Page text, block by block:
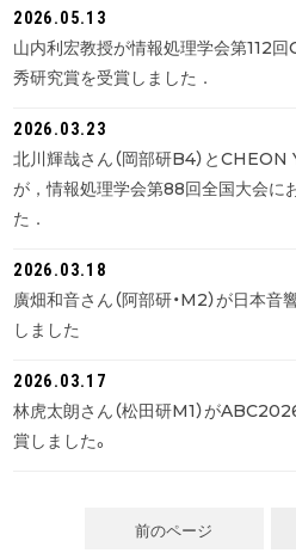
2026.05.13
山内利宏教授が情報処理学会第112
秀研究賞を受賞しました．
2026.03.23
北川輝哉さん（岡部研B4）と
が，情報処理学会第88回全国大会に
た．
2026.03.18
廣畑和音さん（阿部研・M2）が日本
しました
2026.03.17
林虎太朗さん（松田研M1）が
賞しました。
前のページ